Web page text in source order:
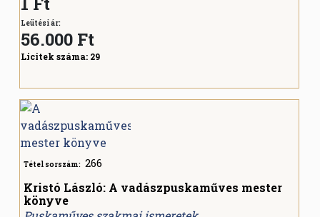
Leütési ár:
56.000 Ft
Licitek száma: 29
Tétel sorszám: 266
Kristó László: A vadászpuskaműves mester
könyve